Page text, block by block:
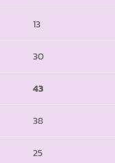
13
30
43
38
25